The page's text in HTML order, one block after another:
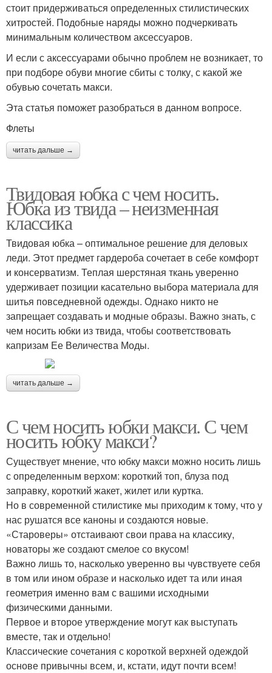
стоит придерживаться определенных стилистических
хитростей. Подобные наряды можно подчеркивать
минимальным количеством аксессуаров.
И если с аксессуарами обычно проблем не возникает, то
при подборе обуви многие сбиты с толку, с какой же
обувью сочетать макси.
Эта статья поможет разобраться в данном вопросе.
Флеты
читать дальше →
Твидовая юбка с чем носить.
Юбка из твида – неизменная
классика
Твидовая юбка – оптимальное решение для деловых
леди. Этот предмет гардероба сочетает в себе комфорт
и консерватизм. Теплая шерстяная ткань уверенно
удерживает позиции касательно выбора материала для
шитья повседневной одежды. Однако никто не
запрещает создавать и модные образы. Важно знать, с
чем носить юбки из твида, чтобы соответствовать
капризам Ее Величества Моды.
читать дальше →
С чем носить юбки макси. С чем
носить юбку макси?
Существует мнение, что юбку макси можно носить лишь
с определенным верхом: короткий топ, блуза под
заправку, короткий жакет, жилет или куртка.
Но в современной стилистике мы приходим к тому, что у
нас рушатся все каноны и создаются новые.
«Староверы» отстаивают свои права на классику,
новаторы же создают смелое со вкусом!
Важно лишь то, насколько уверенно вы чувствуете себя
в том или ином образе и насколько идет та или иная
геометрия именно вам с вашими исходными
физическими данными.
Первое и второе утверждение могут как выступать
вместе, так и отдельно!
Классические сочетания с короткой верхней одеждой
основе привычны всем, и, кстати, идут почти всем!